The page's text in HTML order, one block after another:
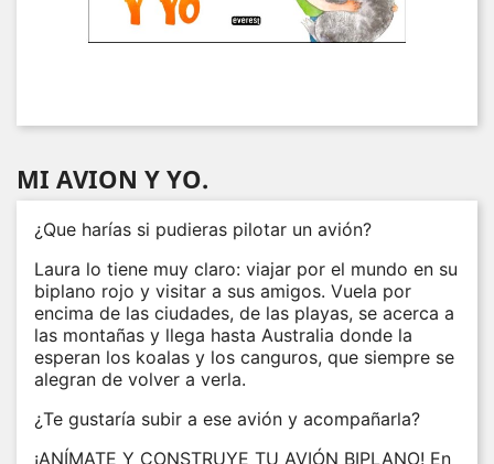
MI AVION Y YO.
¿Que harías si pudieras pilotar un avión?
Laura lo tiene muy claro: viajar por el mundo en su
biplano rojo y visitar a sus amigos. Vuela por
encima de las ciudades, de las playas, se acerca a
las montañas y llega hasta Australia donde la
esperan los koalas y los canguros, que siempre se
alegran de volver a verla.
¿Te gustaría subir a ese avión y acompañarla?
¡ANÍMATE Y CONSTRUYE TU AVIÓN BIPLANO! En